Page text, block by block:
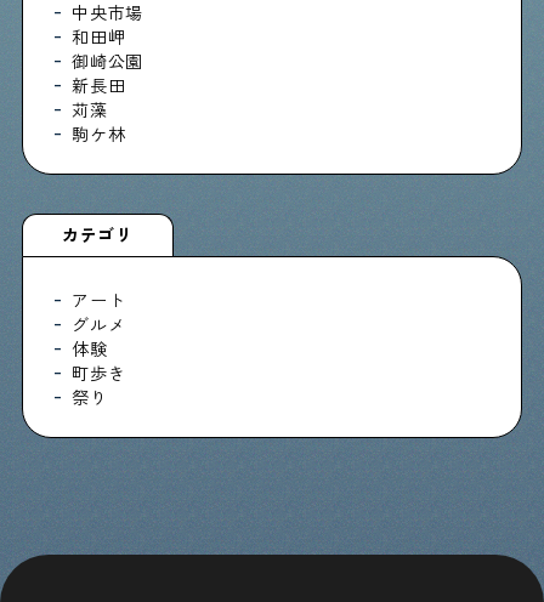
中央市場
和田岬
御崎公園
新長田
苅藻
駒ケ林
カテゴリ
アート
グルメ
体験
町歩き
祭り